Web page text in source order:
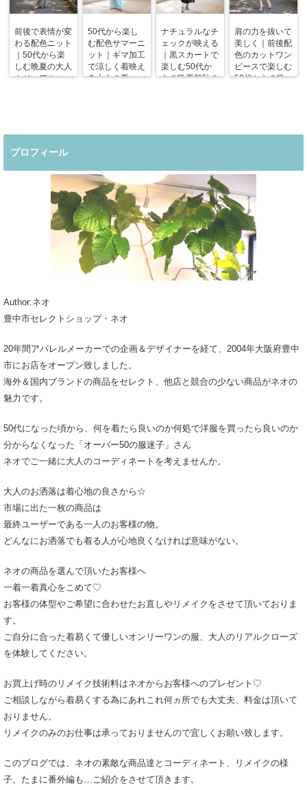
前後で表情が変
わる配色ニット
｜50代から楽
しむ晩夏の大人
カジュアルコー
50代から楽し
む配色サマーニ
ット｜ギマ加工
で涼しく着映え
る大人の夏コー
ナチュラルなチ
ェックが映える
｜黒スカートで
楽しむ50代か
らの晩夏初秋の
肩の力を抜いて
美しく｜前後配
色のカットワン
ピースで楽しむ
50代からの晩
プロフィール
Author:ネオ
豊中市セレクトショップ・ネオ
20年間アパレルメーカーでの企画＆デザイナーを経て、2004年大阪府豊中
市にお店をオープン致しました。
海外＆国内ブランドの商品をセレクト、他店と競合の少ない商品がネオの
魅力です。
50代になった頃から、何を着たら良いのか何処で洋服を買ったら良いのか
分からなくなった「オーバー50の服迷子」さん
ネオでご一緒に大人のコーディネートを考えませんか。
大人のお洒落は着心地の良さから☆
市場に出た一枚の商品は
最終ユーザーである一人のお客様の物。
どんなにお洒落でも着る人が心地良くなければ意味がない。
ネオの商品を選んで頂いたお客様へ
一着一着真心をこめて♡
お客様の体型やご希望に合わせたお直しやリメイクをさせて頂いておりま
す。
ご自分に合った着易くて優しいオンリーワンの服、大人のリアルクローズ
を体験してください。
お買上げ時のリメイク技術料はネオからお客様へのプレゼント♡
ご相談しながら着易くする為にあれこれ何ヵ所でも大丈夫、料金は頂いて
おりません。
リメイクのみのお仕事は承っておりませんので宜しくお願い致します。
このブログでは、ネオの素敵な商品達とコーディネート、リメイクの様
子、たまに番外編も…ご紹介をさせて頂きます。